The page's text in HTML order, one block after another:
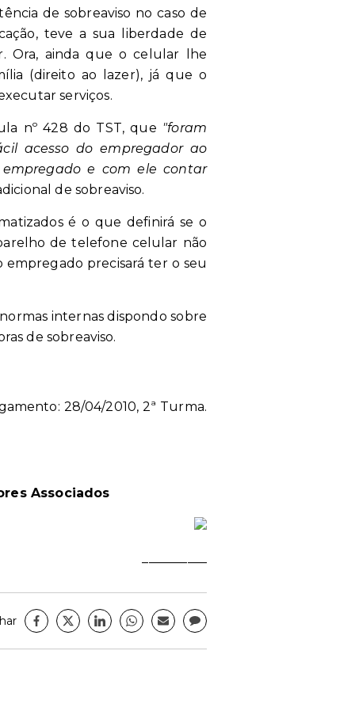
de sobreaviso no caso de
teve a sua liberdade de
Ora, ainda que o celular lhe
(direito ao lazer), já que o
serviços.
nº 428 do TST, que "foram
acesso do empregador ao
e com ele contar
de sobreaviso.
é o que definirá se o
de telefone celular não
empregado precisará ter o seu
internas dispondo sobre
de sobreaviso.
28/04/2010, 2ª Turma.
Associados